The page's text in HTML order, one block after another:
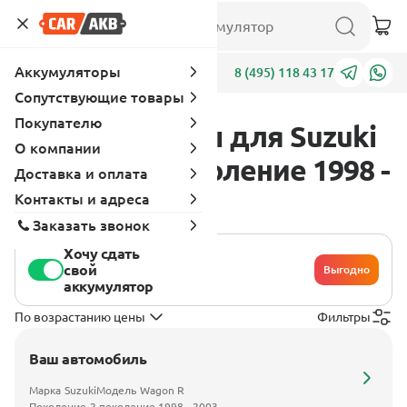
Адреса 8 (495) 118 43 17
Аккумуляторы для Suzuki
Wagon R 2 поколение 1998 -
2003
Хочу сдать
свой
аккумулятор
Выгодно
По возрастанию цены Фильтры
Ваш автомобиль
Марка SuzukiМодель Wagon R
Аккумуляторы
Сопутствующие товары
Покупателю
О компании
Доставка и оплата
Контакты и адреса
Заказать звонок